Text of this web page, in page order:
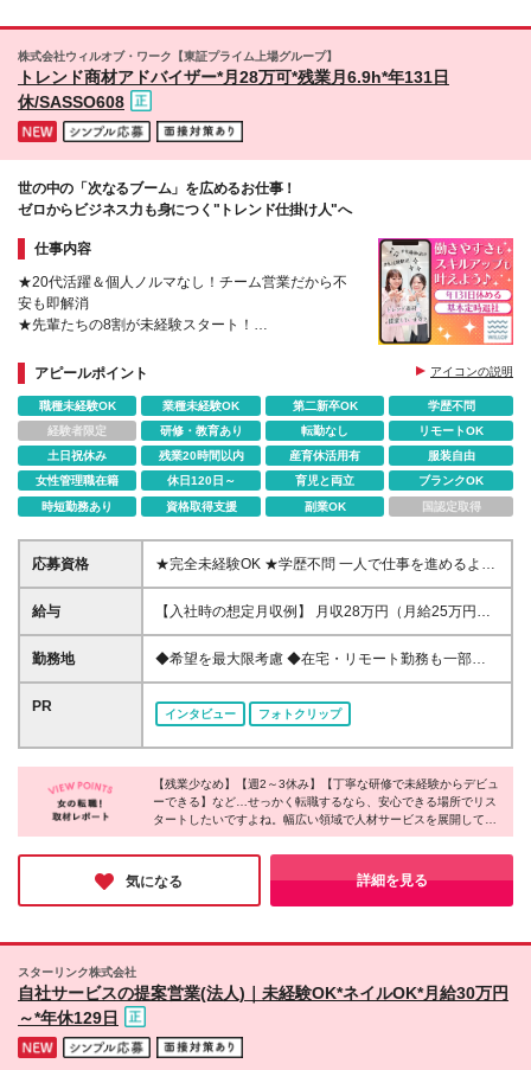
して成長できます。 そして、がんばりはきちんと返
ってくる環境。 20代後半で年収1,000万円を実現した
先輩や、同世代でマネージャーにステップアップした
も着実にキャリアを広げたい」そんなあなたの一歩
を、私たちは応援します。
センター ▼ TKP小倉駅前カンファレンスセンター (変
更の範囲)上記を除く当社関連勤務地
株式会社ウィルオブ・ワーク【東証プライム上場グループ】
トレンド商材アドバイザー*月28万可*残業月6.9h*年131日
休/SASSO608
世の中の「次なるブーム」を広めるお仕事！
ゼロからビジネス力も身につく"トレンド仕掛け人"へ
仕事内容
★20代活躍＆個人ノルマなし！チーム営業だから不
安も即解消
★先輩たちの8割が未経験スタート！
★産育休取得率100％・出産祝い金あり
★定着率98％
アピールポイント アイコンの説明
職種未経験OK 業種未経験OK 第二新卒OK
学歴不問
経験者限定
研修・教育あり 転勤なし
リモートOK
土日祝休み
残業20時間以内 産育休活用有
服装自由
女性管理職在籍
休日120日～ 育児と両立
ブランクOK
時短勤務あり
資格取得支援 副業OK 国認定取得
応募資格
★完全未経験OK ★学歴不問 一人で仕事を進めるよ
り、チームで協力して働きたい方にぴったりの仕事で
す！ 【POINT1】“人柄”重視の採用です！ チームで協
を大切にしています！ 【POINT2】選考は面接ではな
く面談！ 一人ひとりの人柄を知るために、雑談ベー
Web面談で対応していますのでお気軽にご参加くださ
手のことを思って話せる □TVやCMで話題になるよう
なサービス・商材を扱いたい
給与
【入社時の想定月収例】 月収28万円（月給25万円＋
残業代＋諸手当）／未経験者 月収32万円（月給28万
円＋残業代＋諸手当）／法人営業経験1年 【営業経験
あり＋残業手当100％支給＋賞与年2回 ※給与は年
し）
勤務地
◆希望を最大限考慮 ◆在宅・リモート勤務も一部可
能！ ※現在は4割の社員がリモートワークをしていま
す ◆転勤は基本ありません ※詳細はお問い合わせく
ださい。 ◆U・Iターン歓迎 東京本社、または新宿、
名古屋、大阪にある当社各拠点、またはクライアント
の営業所にてご勤務いただきます。 【本社】東京都
新宿区新宿3-1-24 京王新宿三丁目ビル3F 【名古屋支
店】愛知県名古屋市中区栄3-18-1 ナディアパークビ
ジネスセンタービル18F 【大阪支店】大阪府大阪市北
イアント営業所がある都道府県＞ 埼玉、東京、神奈
川、千葉、愛知、岐阜、大阪、兵庫 ※初回配属地以外
PR
インタビュー フォトクリップ
【残業少なめ】【週2～3休み】【丁寧な研修で未経験からデビュ
ーできる】など…せっかく転職するなら、安心できる場所でリス
タートしたいですよね。幅広い領域で人材サービスを展開してい
る同社では、充実した休日休暇や残業時間の削減によって働きや
すい環境を作っているのだとか！東証プライム上場企業グループ
としての安定性も同社の魅力。新たな一歩を踏み出す場所にぴっ
たりではないでしょうか。
気になる 詳細を見る
スターリンク株式会社
自社サービスの提案営業(法人)｜未経験OK*ネイルOK*月給30万円
～*年休129日